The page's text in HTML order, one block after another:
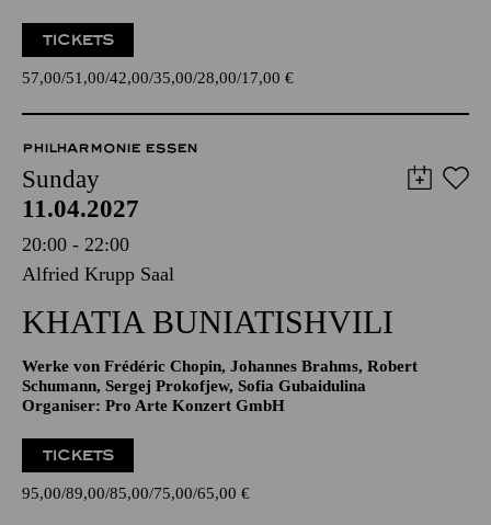
TICKETS
57,00 51,00 42,00 35,00 28,00 17,00 €
PHILHARMONIE ESSEN
Sunday
11.04.2027
20:00 - 22:00
Alfried Krupp Saal
KHATIA BUNIATISHVILI
Werke von Frédéric Chopin, Johannes Brahms, Robert
Schumann, Sergej Prokofjew, Sofia Gubaidulina
Organiser: Pro Arte Konzert GmbH
TICKETS
95,00 89,00 85,00 75,00 65,00 €